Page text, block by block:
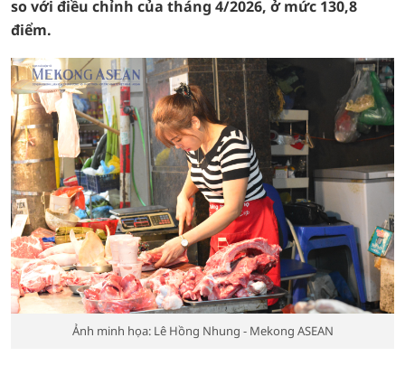
so với điều chỉnh của tháng 4/2026, ở mức 130,8
điểm.
Ảnh minh họa: Lê Hồng Nhung - Mekong ASEAN